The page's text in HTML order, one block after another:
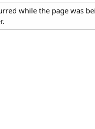
while the page was